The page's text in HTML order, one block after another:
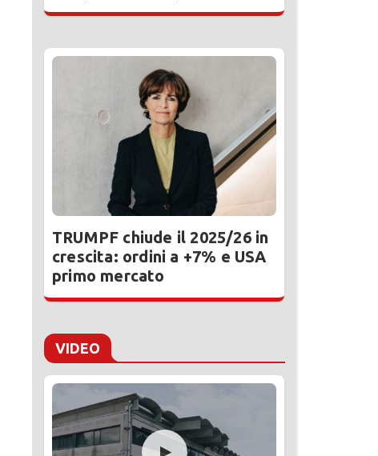
TRUMPF chiude il 2025/26 in
crescita: ordini a +7% e USA
primo mercato
VIDEO